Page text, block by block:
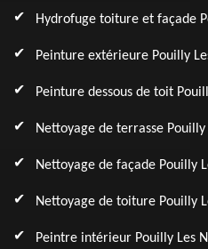
Hydrofuge toiture et façade
Peinture extérieure Pouilly
Peinture dessous de toit
Nettoyage de terrasse Pouilly
Nettoyage de façade Pouilly
Nettoyage de toiture Pouilly
Peintre intérieur Pouilly Les